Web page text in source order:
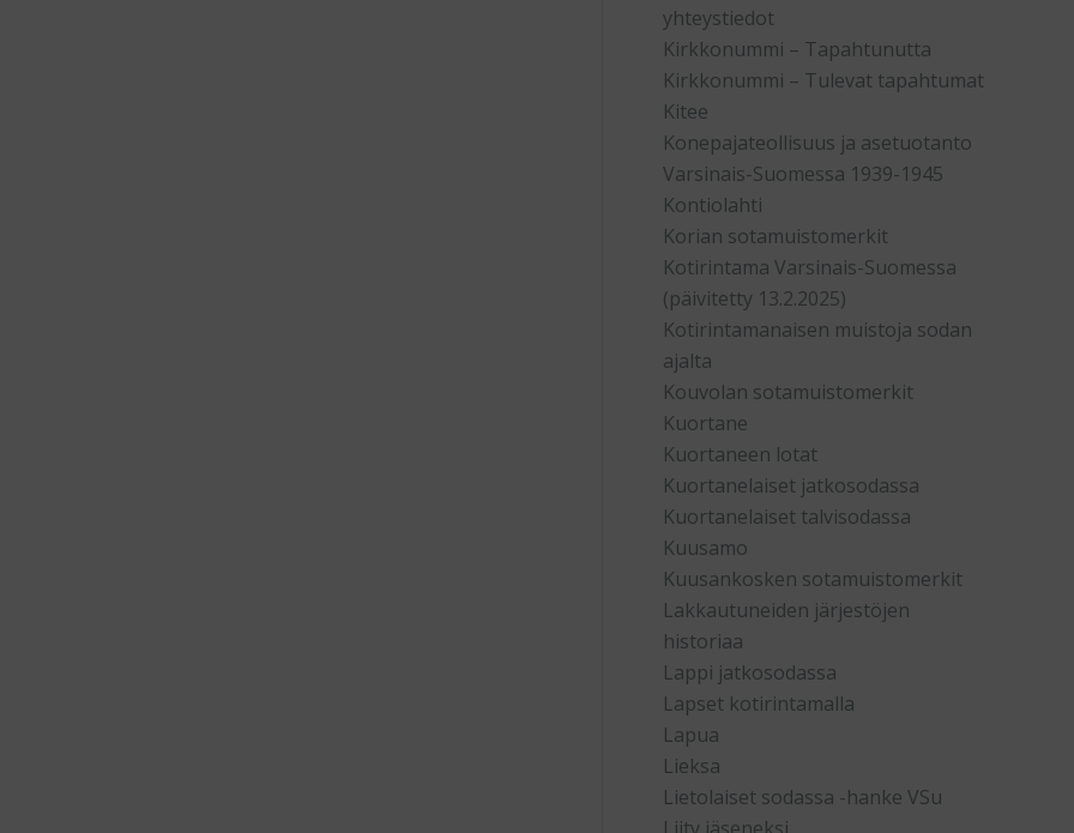
yhteystiedot
Kirkkonummi – Tapahtunutta
Kirkkonummi – Tulevat tapahtumat
Kitee
Konepajateollisuus ja asetuotanto
Varsinais-Suomessa 1939-1945
Kontiolahti
Korian sotamuistomerkit
Kotirintama Varsinais-Suomessa
(päivitetty 13.2.2025)
Kotirintamanaisen muistoja sodan
ajalta
Kouvolan sotamuistomerkit
Kuortane
Kuortaneen lotat
Kuortanelaiset jatkosodassa
Kuortanelaiset talvisodassa
Kuusamo
Kuusankosken sotamuistomerkit
Lakkautuneiden järjestöjen
historiaa
Lappi jatkosodassa
Lapset kotirintamalla
Lapua
Lieksa
Lietolaiset sodassa -hanke VSu